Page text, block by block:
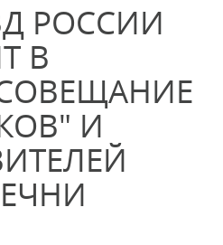
РОССИИ
В
И